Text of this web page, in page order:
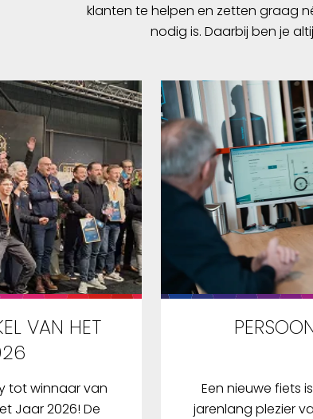
klanten te helpen en zetten graag
nodig is. Daarbij ben je
VAN HET
tot winnaar van
Jaar 2026! De
Een nieuwe fiets
jarenlang plezier